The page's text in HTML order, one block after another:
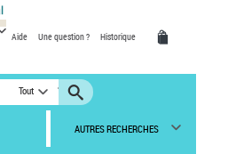
Aide Une question ? Historique
Tout
AUTRES RECHERCHES